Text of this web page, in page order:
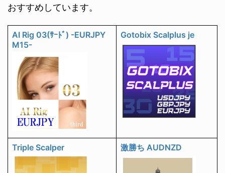
おすすめしています。
AI Rig 03(ｻｰﾄﾞ) -EURJPY
M15-
Gotobix Scalplus je
Triple Scalper 激勝ち AUDNZD